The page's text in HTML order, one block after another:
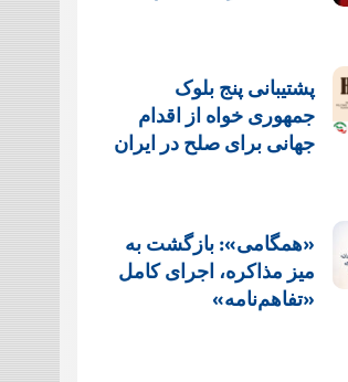
پشتيبانی پنج بلوک
جمهوری خواه از اقدام
جهانی برای صلح در ایران
«همگامی»: بازگشت به
میز مذاکره، اجرای کامل
«تفاهم‌نامه»